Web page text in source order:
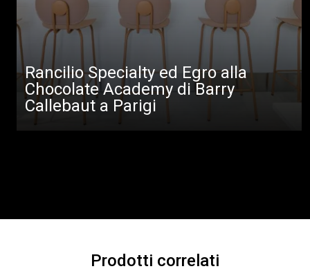
Rancilio Specialty ed Egro alla
Chocolate Academy di Barry
Callebaut a Parigi
Prodotti correlati